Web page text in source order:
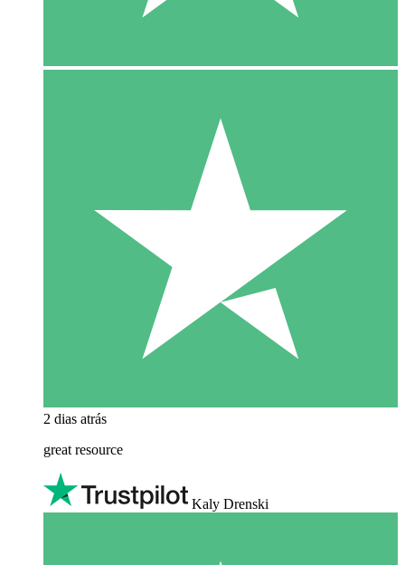
2 dias atrás
great resource
Kaly Drenski